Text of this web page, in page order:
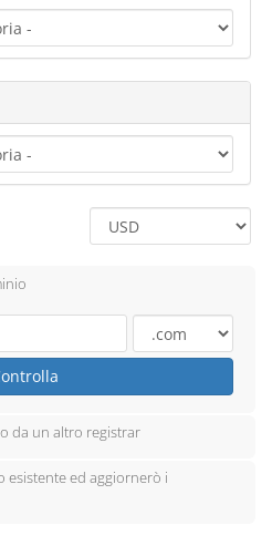
da un altro registrar
esistente ed aggiornerò i